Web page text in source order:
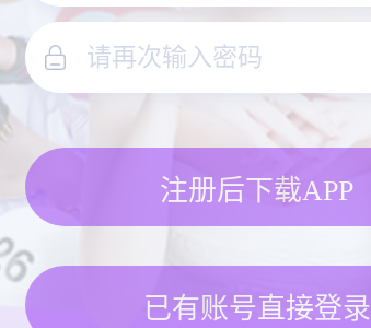
注册后下载APP
已有账号直接登录